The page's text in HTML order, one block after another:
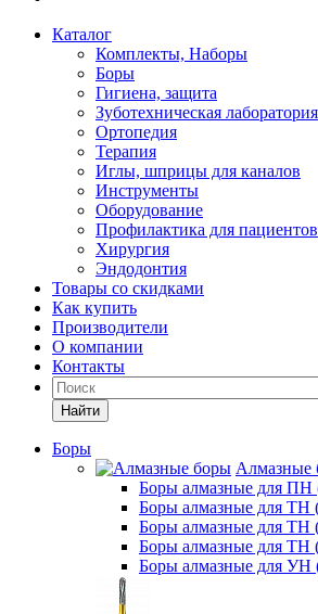
Каталог
Комплекты, Наборы
Боры
Гигиена, защита
Зуботехническая лаборатория
Ортопедия
Терапия
Иглы, шприцы для каналов
Инструменты
Оборудование
Профилактика для пациентов
Хирургия
Эндодонтия
Товары со скидками
Как купить
Производители
О компании
Контакты
Найти
Боры
Алмазные
Боры алмазные для ПН
Боры алмазные для ТН
Боры алмазные для ТН
Боры алмазные для ТН
Боры алмазные для УН